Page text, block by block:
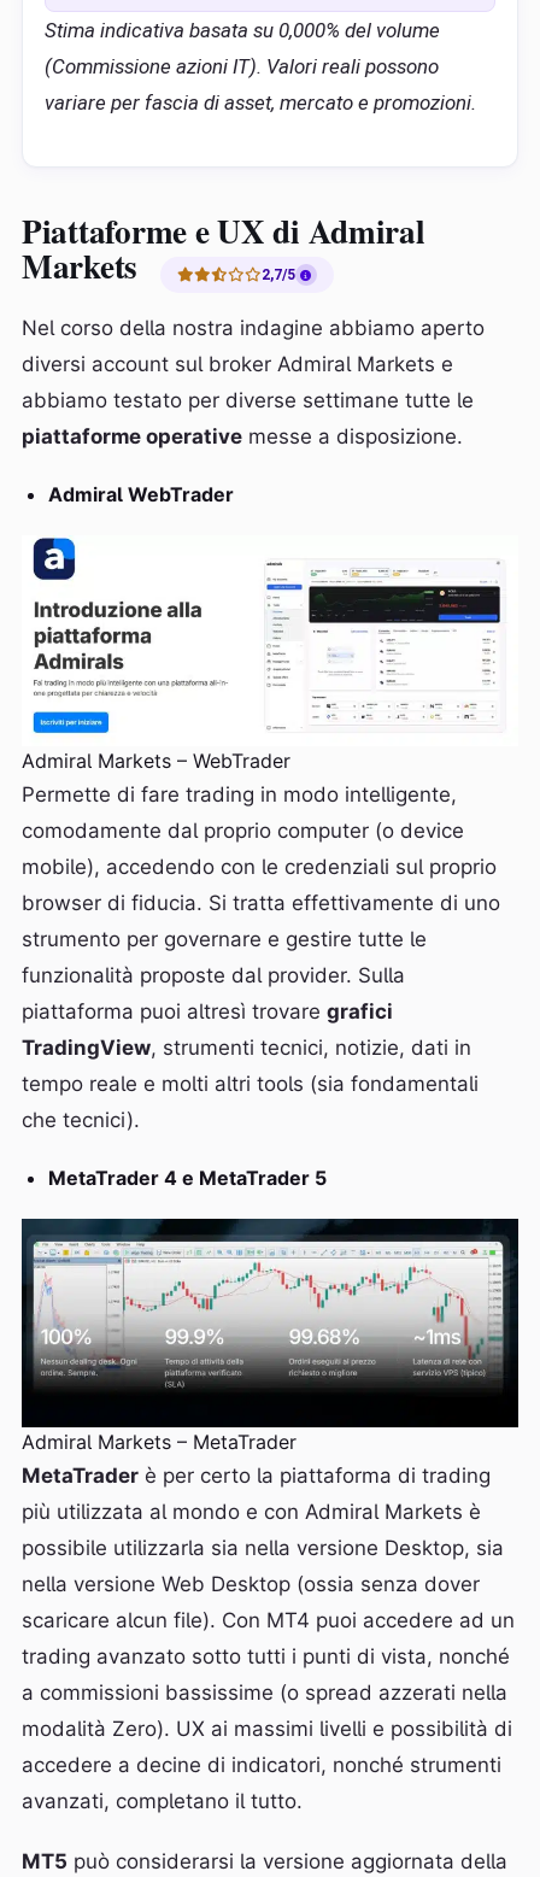
Stima indicativa basata su 0,000% del volume
(Commissione azioni IT). Valori reali possono
variare per fascia di asset, mercato e promozioni.
Piattaforme e UX di Admiral
Markets 2,7/5
Nel corso della nostra indagine abbiamo aperto
diversi account sul broker Admiral Markets e
abbiamo testato per diverse settimane tutte le
piattaforme operative messe a disposizione.
Admiral WebTrader
Admiral Markets – WebTrader
Permette di fare trading in modo intelligente,
comodamente dal proprio computer (o device
mobile), accedendo con le credenziali sul proprio
browser di fiducia. Si tratta effettivamente di uno
strumento per governare e gestire tutte le
funzionalità proposte dal provider. Sulla
piattaforma puoi altresì trovare grafici
TradingView, strumenti tecnici, notizie, dati in
tempo reale e molti altri tools (sia fondamentali
che tecnici).
MetaTrader 4 e MetaTrader 5
Admiral Markets – MetaTrader
MetaTrader è per certo la piattaforma di trading
più utilizzata al mondo e con Admiral Markets è
possibile utilizzarla sia nella versione Desktop, sia
nella versione Web Desktop (ossia senza dover
scaricare alcun file). Con MT4 puoi accedere ad un
trading avanzato sotto tutti i punti di vista, nonché
a commissioni bassissime (o spread azzerati nella
modalità Zero). UX ai massimi livelli e possibilità di
accedere a decine di indicatori, nonché strumenti
avanzati, completano il tutto.
MT5 può considerarsi la versione aggiornata della